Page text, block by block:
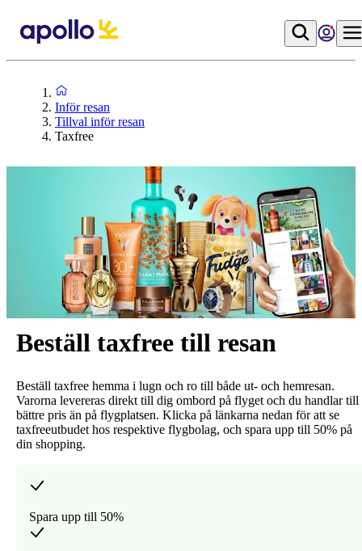
Inför resan
Tillval inför resan
Taxfree
Beställ taxfree till resan
Beställ taxfree hemma i lugn och ro till både ut- och hemresan.
Varorna levereras direkt till dig ombord på flyget och du handlar till
bättre pris än på flygplatsen. Klicka på länkarna nedan för att se
taxfreeutbudet hos respektive flygbolag, och spara upp till 50% på
din shopping.
Spara upp till 50%